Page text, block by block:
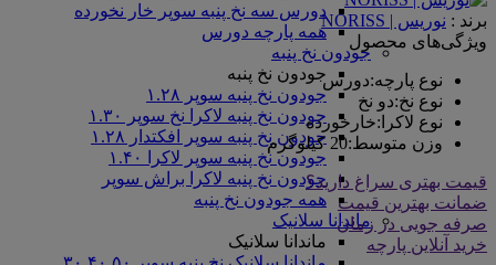
دورس سه نخ پنبه سوپر خار نخورده
همه پارچه دورس
جودون نخ پنبه
جودون نخ پنبه
جودون نخ پنبه سوپر ۱.۲۸
جودون نخ پنبه لاکرا نخ سوپر ۱.۳۰
جودون نخ پنبه سوپر افکتدار ۱.۲۸
جودون نخ پنبه سوپر لاکرا ۱.۴۰
جودون نخ پنبه لاکرا براش سوپر
همه جودون نخ پنبه
ماندانا سلانیک
ماندانا سلانیک
برند : نوریس | NORISS
ویژگی‌های محصول
نوع پارچه:دورس
نوع نخ:دو نخ
نوع لاکرا :خارخورده
وزن متوسط:20 کیلوگرم
قیمت بهتری سراغ دارید؟
ضمانت بهترین قیمت
صرفه جویی در زمان
خرید آنلاین پارچه